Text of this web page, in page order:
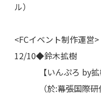
ル）
<FCイベント制作運営>
12/10◆鈴木拡樹
【いんぷろ by拡
（於:幕張国際研修